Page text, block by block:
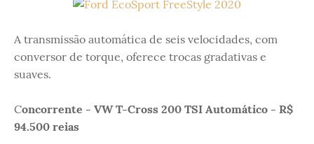
A transmissão automática de seis velocidades, com
conversor de torque, oferece trocas gradativas e
suaves.
Concorrente - VW T-Cross 200 TSI Automático - R$
94.500 reias